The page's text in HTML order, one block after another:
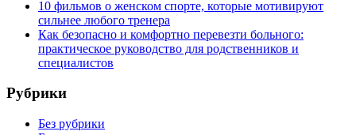
10 фильмов о женском спорте, которые мотивируют
сильнее любого тренера
Как безопасно и комфортно перевезти больного:
практическое руководство для родственников и
специалистов
Рубрики
Без рубрики